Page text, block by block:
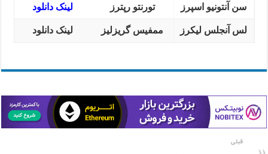
سن آنتونیو اسپرز تورنتو رپترز لینک دانلود
لس آنجلس لیکرز ممفیس گریزلیز لینک دانلود
قبلی